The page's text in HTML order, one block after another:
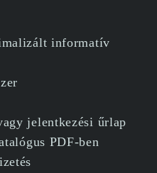
informatív
jelentkezési űrlap
PDF-ben